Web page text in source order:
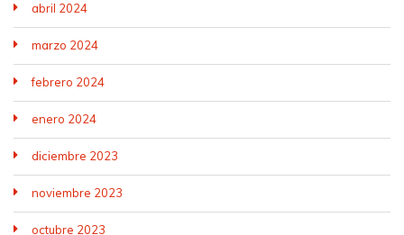
abril 2024
marzo 2024
febrero 2024
enero 2024
diciembre 2023
noviembre 2023
octubre 2023